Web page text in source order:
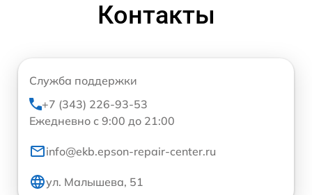
Контакты
Служба поддержки
+7 (343) 226-93-53
Ежедневно с 9:00 до 21:00
info@ekb.epson-repair-center.ru
ул. Малышева, 51